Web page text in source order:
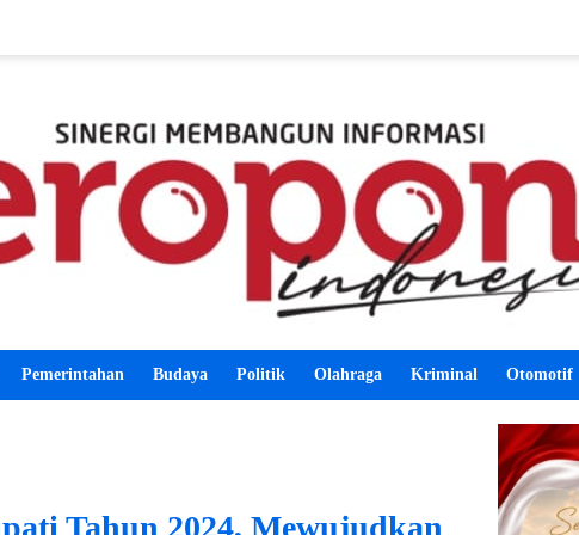
Pemerintahan Budaya Politik Olahraga Kriminal Otomotif
Tahun 2024, Mewujudkan